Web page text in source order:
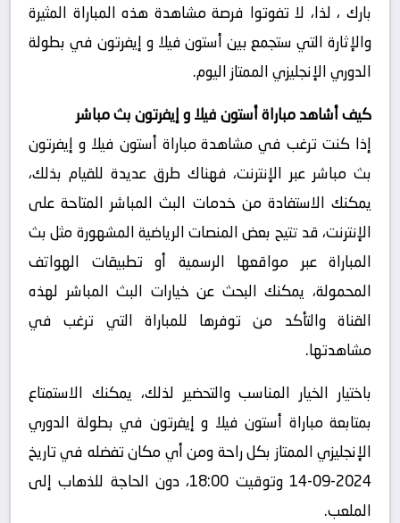
بارك ، لذا، لا تفوتوا فرصة مشاهدة هذه المباراة المثيرة
والإثارة التي ستجمع بين أستون فيلا و إيفرتون في بطولة
الدوري الإنجليزي الممتاز اليوم.
كيف أشاهد مباراة أستون فيلا و إيفرتون بث مباشر
إذا كنت ترغب في مشاهدة مباراة أستون فيلا و إيفرتون
بث مباشر عبر الإنترنت، فهناك طرق عديدة للقيام بذلك،
يمكنك الاستفادة من خدمات البث المباشر المتاحة على
الإنترنت، قد تتيح بعض المنصات الرياضية المشهورة مثل بث
المباراة عبر مواقعها الرسمية أو تطبيقات الهواتف
المحمولة، يمكنك البحث عن خيارات البث المباشر لهذه
القناة والتأكد من توفرها للمباراة التي ترغب في
مشاهدتها.
باختيار الخيار المناسب والتحضير لذلك، يمكنك الاستمتاع
بمتابعة مباراة أستون فيلا و إيفرتون في بطولة الدوري
الإنجليزي الممتاز بكل راحة ومن أي مكان تفضله في تاريخ
2024-09-14 وتوقيت 18:00، دون الحاجة للذهاب إلى
الملعب.